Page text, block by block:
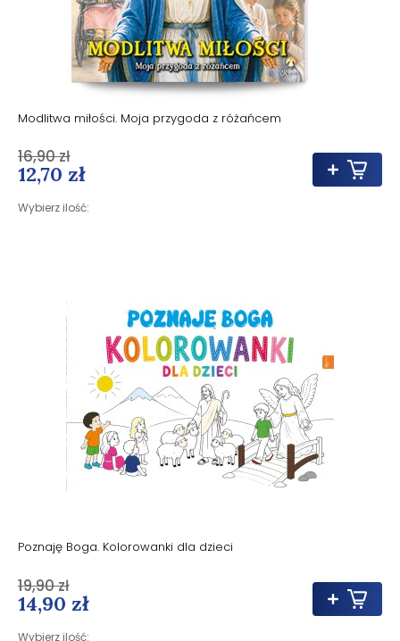
Modlitwa miłości. Moja przygoda z różańcem
12,70 zł
Wybierz ilość:
16,90 zł
Poznaję Boga. Kolorowanki dla dzieci
14,90 zł
Wybierz ilość:
19,90 zł